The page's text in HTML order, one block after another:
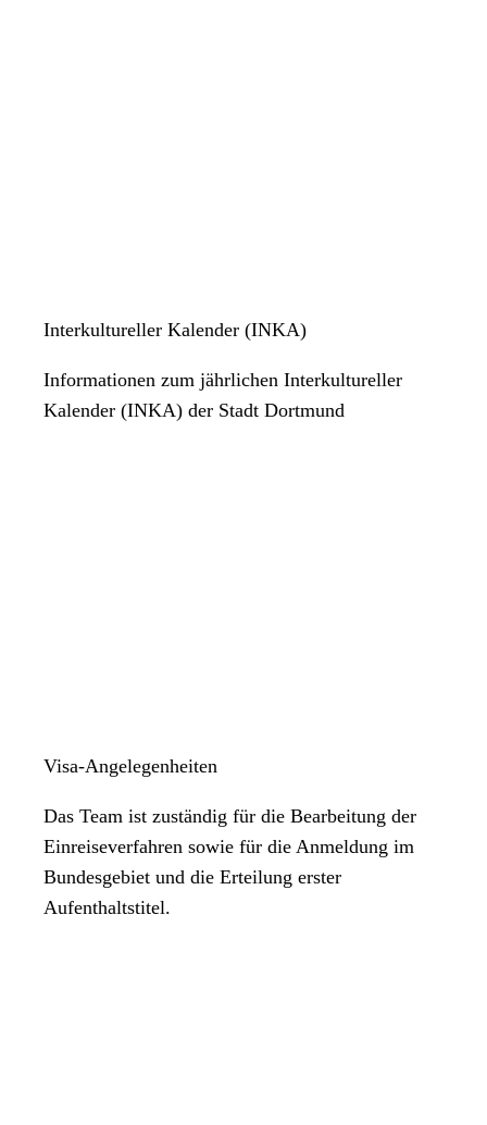
Interkultureller Kalender (INKA)
Informationen zum jährlichen Interkultureller
Kalender (INKA) der Stadt Dortmund
Visa-Angelegenheiten
Das Team ist zuständig für die Bearbeitung der
Einreiseverfahren sowie für die Anmeldung im
Bundesgebiet und die Erteilung erster
Aufenthaltstitel.